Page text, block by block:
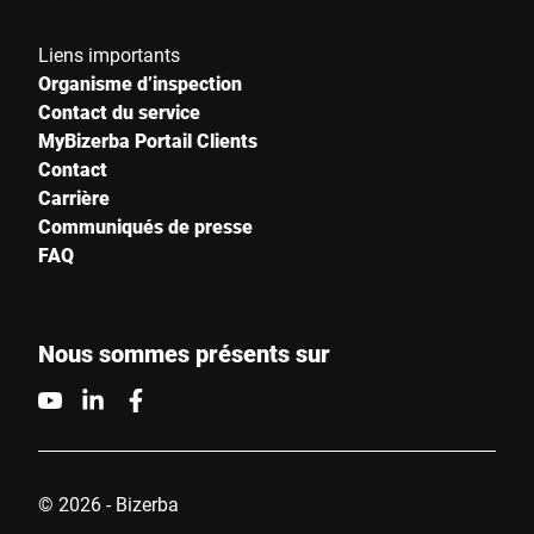
Liens importants
Organisme d’inspection
Contact du service
MyBizerba Portail Clients
Contact
Carrière
Communiqués de presse
FAQ
Nous sommes présents sur
© 2026 - Bizerba